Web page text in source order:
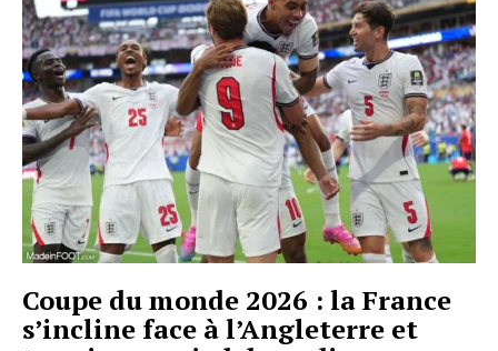
Coupe du monde 2026 : la France
s’incline face à l’Angleterre et